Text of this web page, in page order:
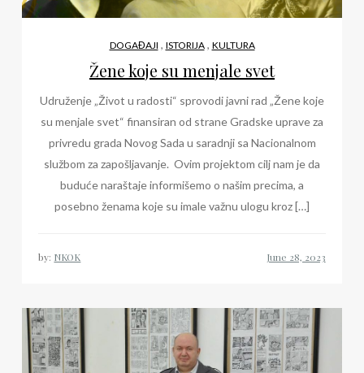
DOGAĐAJI , ISTORIJA, KULTURA
Žene koje su menjale svet
Udruženje „Život u radosti“ sprovodi javni rad „Žene koje
su menjale svet“ finansiran od strane Gradske uprave za
privredu grada Novog Sada u saradnji sa Nacionalnom
službom za zapošljavanje. Ovim projektom cilj nam je da
buduće naraštaje informišemo o našim precima, a
posebno ženama koje su imale važnu ulogu kroz […]
by: NKOK